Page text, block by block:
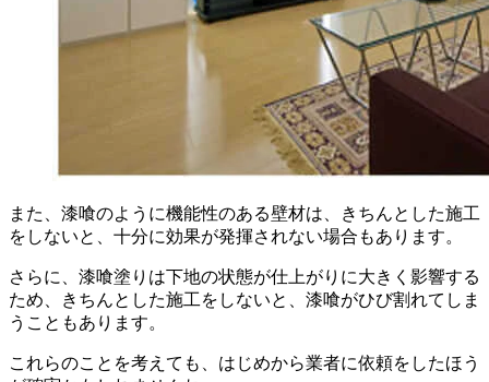
また、漆喰のように機能性のある壁材は、きちんとした施工
をしないと、十分に効果が発揮されない場合もあります。
さらに、漆喰塗りは下地の状態が仕上がりに大きく影響する
ため、きちんとした施工をしないと、漆喰がひび割れてしま
うこともあります。
これらのことを考えても、はじめから業者に依頼をしたほう